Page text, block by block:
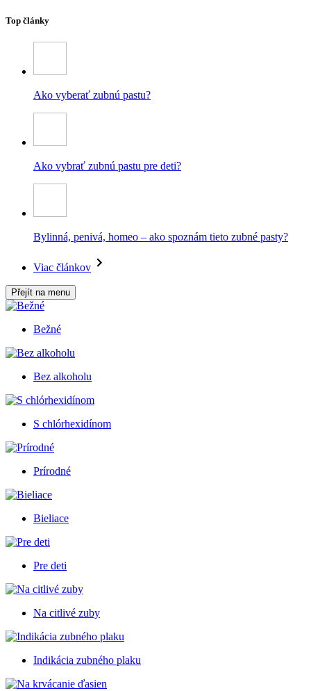
Top články
Ako vyberať zubnú pastu?
Ako vybrať zubnú pastu pre deti?
Bylinná, penivá, homeo – ako spoznám tieto zubné pasty?
Viac článkov
Přejít na menu
Bežné
Bez alkoholu
S chlórhexidínom
Prírodné
Bieliace
Pre deti
Na citlivé zuby
Indikácia zubného plaku